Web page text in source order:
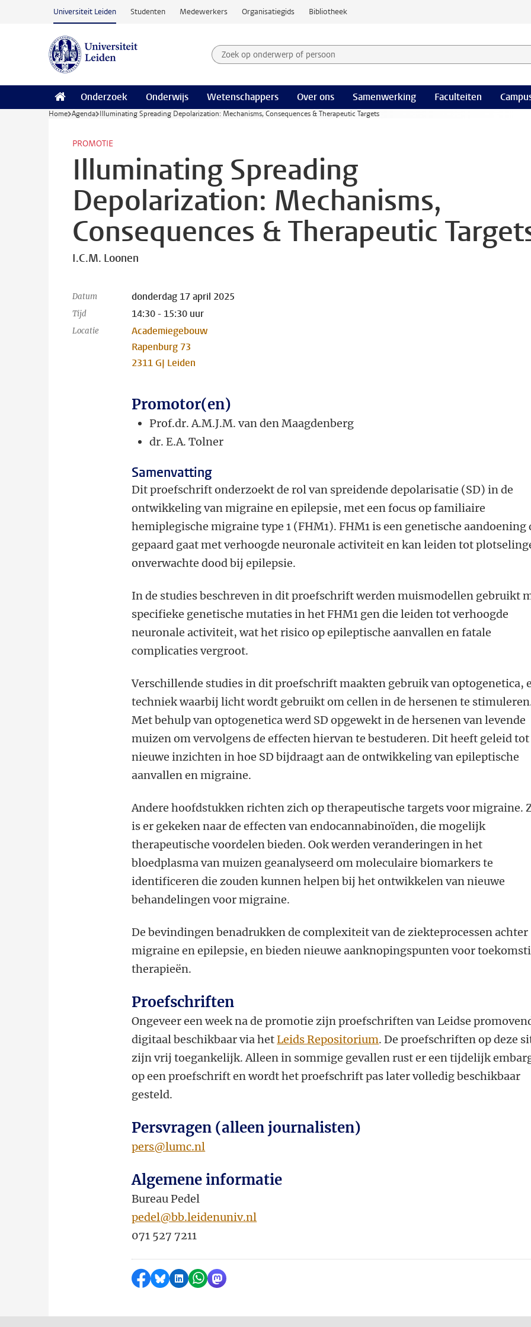
Ga naar hoofdinhoud
Universiteit Leiden Studenten Medewerkers Organisatiegids Bibliotheek
Zoek op onderwerp of persoon en selecteer categorie
Zoekterm
Onderzoek Onderwijs Wetenschappers Over ons Samenwerking Faculteiten
Home Agenda Illuminating Spreading Depolarization: Mechanisms, Consequences & Therapeutic Targets
PROMOTIE
Illuminating Spreading
Depolarization: Mechanisms,
Consequences & Therapeutic
I.C.M. Loonen
Datum donderdag 17 april 2025
Tijd 14:30 - 15:30 uur
Locatie
Academiegebouw
Rapenburg 73
2311 GJ Leiden
Promotor(en)
Prof.dr. A.M.J.M. van den Maagdenberg
dr.E.A. Tolner
Samenvatting
Dit proefschrift onderzoekt de rol van spreidende depolarisatie (SD) in de
ontwikkeling van migraine en epilepsie, met een focus op familiaire
hemiplegische migraine type 1 (FHM1). FHM1 is een genetische aandoening
gepaard gaat met verhoogde neuronale activiteit en kan leiden tot
onverwachte dood bij epilepsie.
In de studies beschreven in dit proefschrift werden muismodellen gebruikt
specifieke genetische mutaties in het FHM1 gen die leiden tot verhoogde
neuronale activiteit, wat het risico op epileptische aanvallen en fatale
complicaties vergroot.
Verschillende studies in dit proefschrift maakten gebruik van optogenetica,
techniek waarbij licht wordt gebruikt om cellen in de hersenen te
Met behulp van optogenetica werd SD opgewekt in de hersenen van levende
muizen om vervolgens de effecten hiervan te bestuderen. Dit heeft geleid tot
nieuwe inzichten in hoe SD bijdraagt aan de ontwikkeling van epileptische
aanvallen en migraine.
Andere hoofdstukken richten zich op therapeutische targets voor migraine.
is er gekeken naar de effecten van endocannabinoïden, die mogelijk
therapeutische voordelen bieden. Ook werden veranderingen in het
bloedplasma van muizen geanalyseerd om moleculaire biomarkers te
identificeren die zouden kunnen helpen bij het ontwikkelen van nieuwe
behandelingen voor migraine.
De bevindingen benadrukken de complexiteit van de ziekteprocessen achter
migraine en epilepsie, en bieden nieuwe aanknopingspunten voor
therapieën.
Proefschriften
Ongeveer een week na de promotie zijn proefschriften van Leidse
digitaal beschikbaar via hetLeids Repositorium. De proefschriften op deze
zijn vrij toegankelijk. Alleen in sommige gevallen rust er een tijdelijk
op een proefschrift en wordt het proefschrift pas later volledig beschikbaar
gesteld.
Persvragen (alleen journalisten)
pers@lumc.nl
Algemene informatie
Bureau Pedel
pedel@bb.leidenuniv.nl
071 527 7211
Delen op Facebook
Delen via Bluesky
Delen op LinkedIn
Delen via WhatsApp
Delen via Mastodon